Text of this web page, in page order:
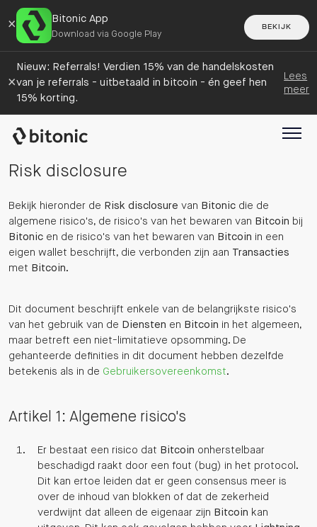
× Bitonic App
Download via Google Play
BEKIJK
×
Nieuw: Referrals! Verdien 15% van de handelskosten
van je referrals - uitbetaald in bitcoin - én geef hen
15% korting.
Lees
meer
Risk disclosure
Bekijk hieronder de Risk disclosure van Bitonic die de
algemene risico's, de risico's van het bewaren van Bitcoin bij
Bitonic en de risico's van het bewaren van Bitcoin in een
eigen wallet beschrijft, die verbonden zijn aan Transacties
met Bitcoin.
Dit document beschrijft enkele van de belangrijkste risico's
van het gebruik van de Diensten en Bitcoin in het algemeen,
maar betreft een niet-limitatieve opsomming. De
gehanteerde definities in dit document hebben dezelfde
betekenis als in de Gebruikersovereenkomst.
Artikel 1: Algemene risico's
Er bestaat een risico dat Bitcoin onherstelbaar
beschadigd raakt door een fout (bug) in het protocol.
Dit kan ertoe leiden dat er geen consensus meer is
over de inhoud van blokken of dat de zekerheid
verdwijnt dat alleen de eigenaar zijn Bitcoin kan